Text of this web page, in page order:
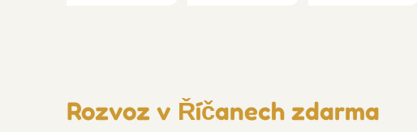
Rozvoz v Říčanech zdarma